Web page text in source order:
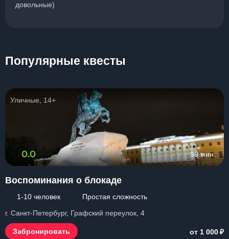
довольные)
Популярные квесты
Уличные, 14+
0.0 90 мин.
Воспоминания о блокаде
1-10 человек
Простая сложность
г. Санкт-Петербург, Графский переулок, 4
Забронировать от 1 000₽